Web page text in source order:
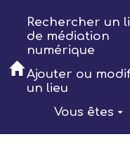
Aller au contenu
Rechercher un
de médiation
numérique
Ajouter ou
un lieu
Vous êtes